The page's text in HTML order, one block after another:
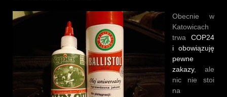
Obecnie w
Katowicach
trwa COP24
i obowiązuję
pewne
zakazy, ale
nic nie stoi
na